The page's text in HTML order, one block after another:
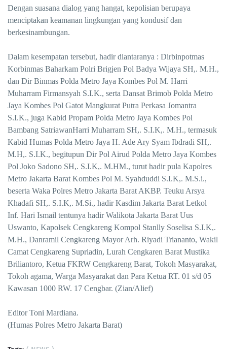
Dengan suasana dialog yang hangat, kepolisian berupaya
menciptakan keamanan lingkungan yang kondusif dan
berkesinambungan.
Dalam kesempatan tersebut, hadir diantaranya : Dirbinpotmas
Korbinmas Baharkam Polri Brigjen Pol Badya Wijaya SH,. M.H.,
dan Dir Binmas Polda Metro Jaya Kombes Pol M. Harri
Muharram Firmansyah S.I.K., serta Dansat Brimob Polda Metro
Jaya Kombes Pol Gatot Mangkurat Putra Perkasa Jomantra
S.I.K., juga Kabid Propam Polda Metro Jaya Kombes Pol
Bambang SatriawanHarri Muharram SH,. S.I.K,. M.H., termasuk
Kabid Humas Polda Metro Jaya H. Ade Ary Syam Ibdradi SH,.
M.H,. S.I.K., begitupun Dir Pol Airud Polda Metro Jaya Kombes
Pol Joko Sadono SH,. S.I.K,. M.HM., turut hadir pula Kapolres
Metro Jakarta Barat Kombes Pol M. Syahduddi S.I.K,. M.S.i.,
beserta Waka Polres Metro Jakarta Barat AKBP. Teuku Arsya
Khadafi SH,. S.I.K,. M.Si., hadir Kasdim Jakarta Barat Letkol
Inf. Hari Ismail tentunya hadir Walikota Jakarta Barat Uus
Uswanto, Kapolsek Cengkareng Kompol Stanlly Soselisa S.I.K,.
M.H., Danramil Cengkareng Mayor Arh. Riyadi Triananto, Wakil
Camat Cengkareng Supriadin, Lurah Cengkaren Barat Mustika
Briliantoro, Ketua FKRW Cengkareng Barat, Tokoh Masyarakat,
Tokoh agama, Warga Masyarakat dan Para Ketua RT. 01 s/d 05
Kawasan 1000 RW. 17 Cengbar. (Zian/Alief)
Editor Toni Mardiana.
(Humas Polres Metro Jakarta Barat)